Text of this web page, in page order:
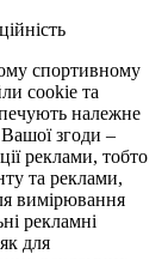
спортивному
cookie та
належне
згоди –
реклами, тобто
та реклами,
вимірювання
рекламні
для